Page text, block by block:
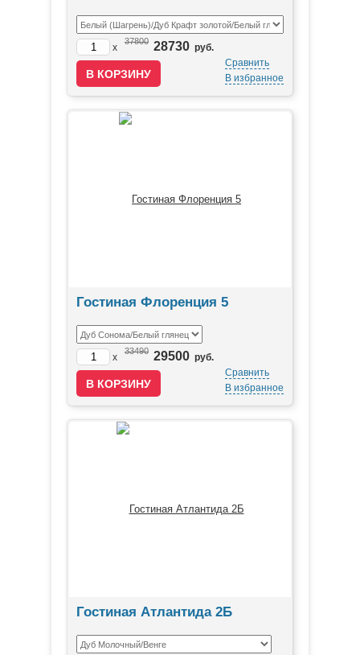
x
37800 28730 руб.
Сравнить
В избранное
Гостиная Флоренция 5
x
33490 29500 руб.
Сравнить
В избранное
Гостиная Атлантида 2Б